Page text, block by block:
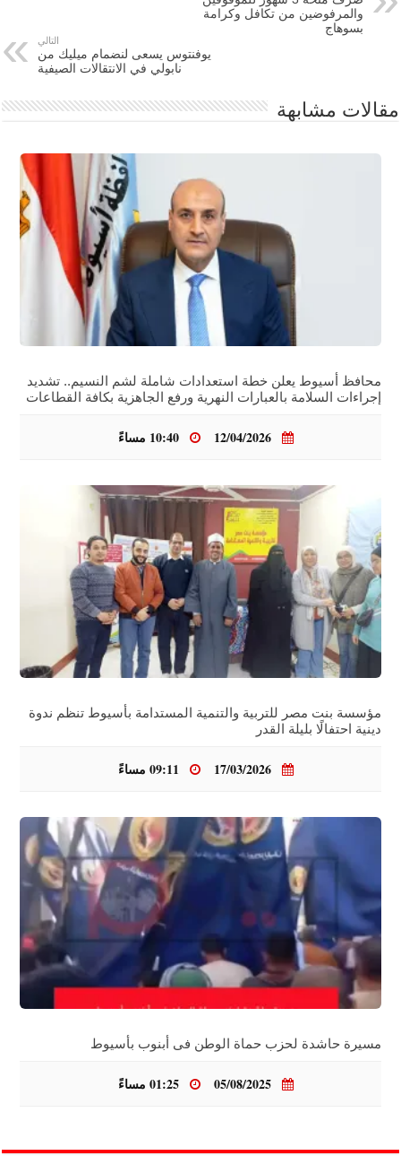
والمرفوضين من تكافل وكرامة
بسوهاج
التالي
يوفنتوس يسعى لنضمام ميليك من
نابولي في الانتقالات الصيفية
مقالات مشابهة
محافظ أسيوط يعلن خطة استعدادات شاملة لشم النسيم.. تشديد
إجراءات السلامة بالعبارات النهرية ورفع الجاهزية بكافة القطاعات
مؤسسة بنت مصر للتربية والتنمية المستدامة بأسيوط تنظم ندوة
دينية احتفالًا بليلة القدر
مسيرة حاشدة لحزب حماة الوطن فى أبنوب بأسيوط